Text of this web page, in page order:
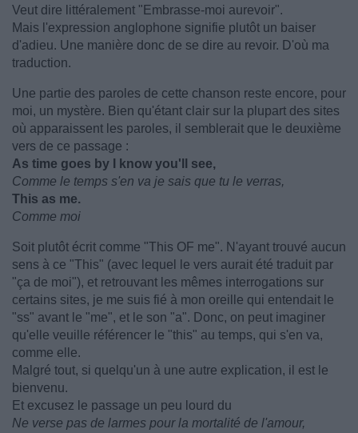
Veut dire littéralement "Embrasse-moi aurevoir".
Mais l'expression anglophone signifie plutôt un baiser
d'adieu. Une manière donc de se dire au revoir. D'où ma
traduction.
Une partie des paroles de cette chanson reste encore, pour
moi, un mystère. Bien qu'étant clair sur la plupart des sites
où apparaissent les paroles, il semblerait que le deuxième
vers de ce passage :
As time goes by I know you'll see,
Comme le temps s'en va je sais que tu le verras,
This as me.
Comme moi
Soit plutôt écrit comme "This OF me". N'ayant trouvé aucun
sens à ce "This" (avec lequel le vers aurait été traduit par
"ça de moi"), et retrouvant les mêmes interrogations sur
certains sites, je me suis fié à mon oreille qui entendait le
"ss" avant le "me", et le son "a". Donc, on peut imaginer
qu'elle veuille référencer le "this" au temps, qui s'en va,
comme elle.
Malgré tout, si quelqu'un à une autre explication, il est le
bienvenu.
Et excusez le passage un peu lourd du
Ne verse pas de larmes pour la mortalité de l'amour,